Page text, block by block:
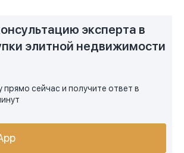
эксперта в
элитной недвижимости
прямо сейчас и получите ответ в